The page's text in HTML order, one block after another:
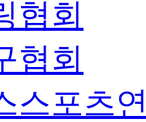
협회
협회
스포츠